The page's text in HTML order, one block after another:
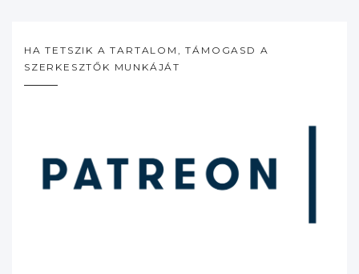
HA TETSZIK A TARTALOM, TÁMOGASD A
SZERKESZTŐK MUNKÁJÁT